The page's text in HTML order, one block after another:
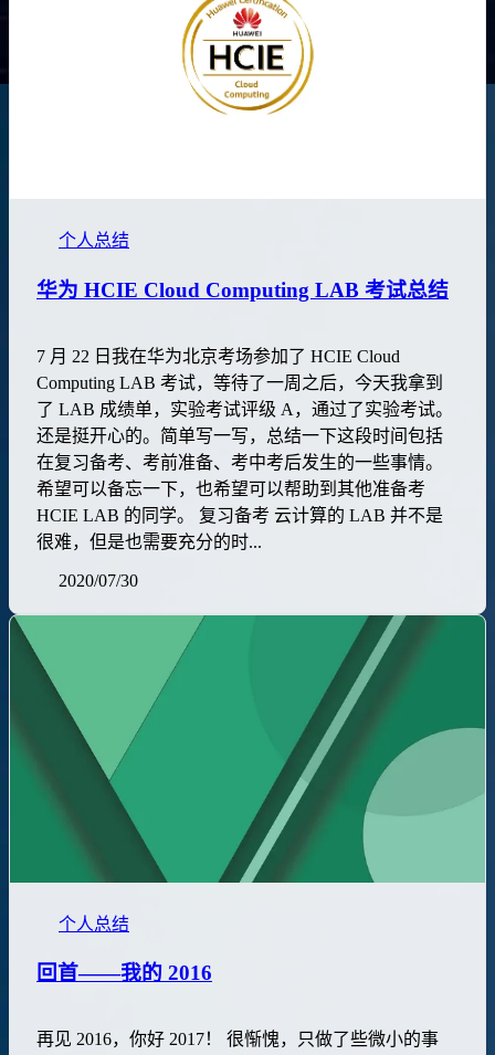
个人总结
华为 HCIE Cloud Computing LAB 考试总结
7 月 22 日我在华为北京考场参加了 HCIE Cloud
Computing LAB 考试，等待了一周之后，今天我拿到
了 LAB 成绩单，实验考试评级 A，通过了实验考试。
还是挺开心的。简单写一写，总结一下这段时间包括
在复习备考、考前准备、考中考后发生的一些事情。
希望可以备忘一下，也希望可以帮助到其他准备考
HCIE LAB 的同学。 复习备考 云计算的 LAB 并不是
很难，但是也需要充分的时...
2020/07/30
个人总结
回首——我的 2016
再见 2016，你好 2017！ 很惭愧，只做了些微小的事